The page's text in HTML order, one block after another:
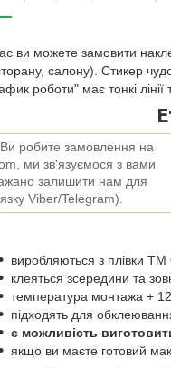
ви можете замовити
салону). Стикер
роботи" має тонкі лінії
Ви робите замовлення на
ми зв'язуємося з вами
залишити нам для
Viber/Telegram).
виробляються з плівки
клеяться зсередини та
температура монтажа +
підходять для
є можливість
якщо ви маєте готовий